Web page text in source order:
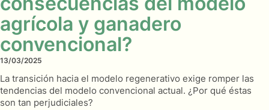
agrícola y ganadero
convencional?
13/03/2025
La transición hacia el modelo regenerativo exige romper las
tendencias del modelo convencional actual. ¿Por qué éstas
son tan perjudiciales?